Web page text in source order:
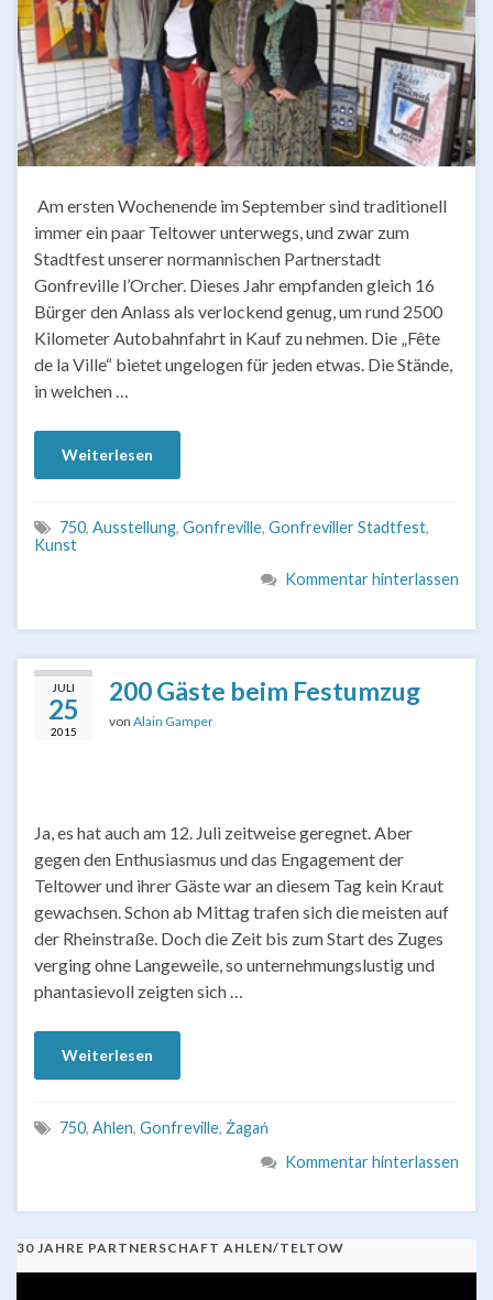
Am ersten Wochenende im September sind traditionell
immer ein paar Teltower unterwegs, und zwar zum
Stadtfest unserer normannischen Partnerstadt
Gonfreville l’Orcher. Dieses Jahr empfanden gleich 16
Bürger den Anlass als verlockend genug, um rund 2500
Kilometer Autobahnfahrt in Kauf zu nehmen. Die „Fête
de la Ville“ bietet ungelogen für jeden etwas. Die Stände,
in welchen …
Weiterlesen
750, Ausstellung, Gonfreville, Gonfreviller Stadtfest,
Kunst
Kommentar hinterlassen
JULI
25
2015
200 Gäste beim Festumzug
von Alain Gamper
Ja, es hat auch am 12. Juli zeitweise geregnet. Aber
gegen den Enthusiasmus und das Engagement der
Teltower und ihrer Gäste war an diesem Tag kein Kraut
gewachsen. Schon ab Mittag trafen sich die meisten auf
der Rheinstraße. Doch die Zeit bis zum Start des Zuges
verging ohne Langeweile, so unternehmungslustig und
phantasievoll zeigten sich …
Weiterlesen
750, Ahlen, Gonfreville, Żagań
Kommentar hinterlassen
30 JAHRE PARTNERSCHAFT AHLEN/TELTOW